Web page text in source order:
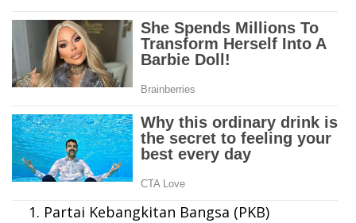
Partai Kebangkitan Bangsa (PKB)